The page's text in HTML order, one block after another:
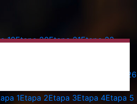
19Etapa 20Etapa 21Etapa 22
- MECI TUR
- MECI RETUR
- MECI TUR
Etapa 26
1Etapa 2Etapa 3Etapa 4Etapa 5